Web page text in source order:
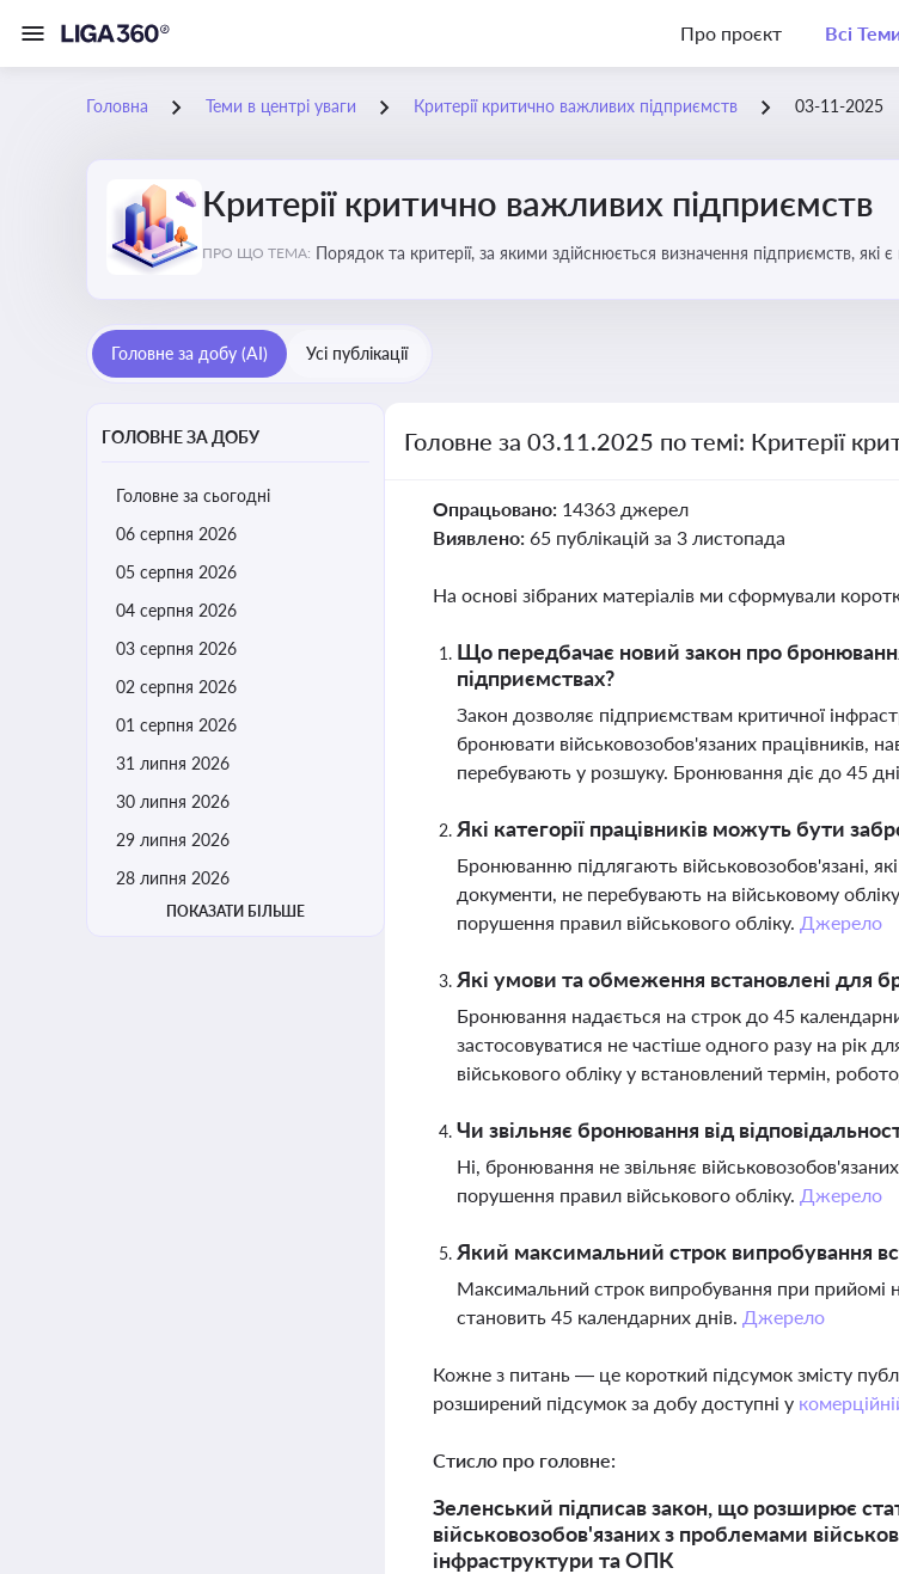
Про проєкт Всі
Головна Теми в центрі уваги Критерії критично важливих підприємств 03-11-2025
Критерії критично важливих підприємств
ПРО ЩО ТЕМА: Порядок та критерії, за якими здійснюється визначення підприємств,
Головне за добу (AI) Усі публікації
ГОЛОВНЕ ЗА ДОБУ
Головне за сьогодні
06 серпня 2026
05 серпня 2026
04 серпня 2026
03 серпня 2026
02 серпня 2026
01 серпня 2026
31 липня 2026
30 липня 2026
29 липня 2026
28 липня 2026
ПОКАЗАТИ БІЛЬШЕ
Головне за 03.11.2025 по темі: Критерії
Опрацьовано: 14363 джерел
Виявлено: 65 публікацій за 3 листопада
На основі зібраних матеріалів ми сформували
Що передбачає новий закон про
підприємствах?
Закон дозволяє підприємствам критичної
бронювати військовозобов'язаних працівників,
перебувають у розшуку. Бронювання діє до 45
Які категорії працівників можуть бути
Бронюванню підлягають військовозобов'язані,
документи, не перебувають на військовому
порушення правил військового обліку. Джерело
Які умови та обмеження встановлені для
Бронювання надається на строк до 45
застосовуватися не частіше одного разу на рік
військового обліку у встановлений термін,
Чи звільняє бронювання від
Ні, бронювання не звільняє
порушення правил військового обліку. Джерело
Який максимальний строк випробування
Максимальний строк випробування при прийомі
становить 45 календарних днів. Джерело
Кожне з питань — це короткий підсумок змісту
розширений підсумок за добу доступні у
Стисло про головне:
Зеленський підписав закон, що розширює
військовозобов'язаних з проблемами
інфраструктури та ОПК